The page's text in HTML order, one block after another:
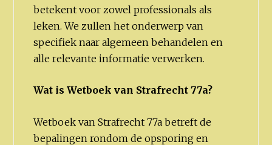
betekent voor zowel professionals als
leken. We zullen het onderwerp van
specifiek naar algemeen behandelen en
alle relevante informatie verwerken.
Wat is Wetboek van Strafrecht 77a?
Wetboek van Strafrecht 77a betreft de
bepalingen rondom de opsporing en